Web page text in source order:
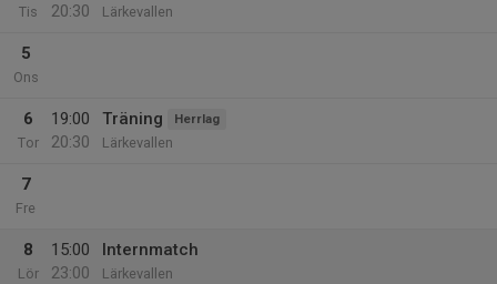
Tis
20:30
Lärkevallen
5
Ons
6
Tor
19:00
20:30
Träning Herrlag
Lärkevallen
7
Fre
8
Lör
15:00
23:00
Internmatch
Lärkevallen